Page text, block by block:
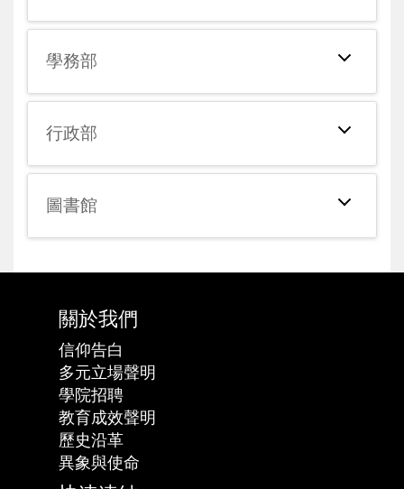
學務部
行政部
圖書館
關於我們
信仰告白
多元立場聲明
學院招聘
教育成效聲明
歷史沿革
異象與使命